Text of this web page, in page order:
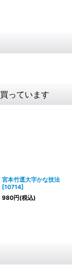
っています
宮本竹逕大字かな技法
[10714]
980円(税込)